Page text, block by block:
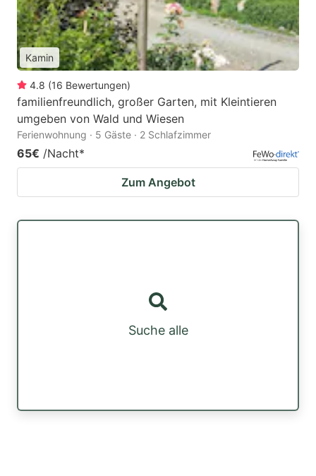
Kamin
4.8 (16 Bewertungen)
familienfreundlich, großer Garten, mit Kleintieren
umgeben von Wald und Wiesen
Ferienwohnung · 5 Gäste · 2 Schlafzimmer
65€ /Nacht*
Zum Angebot
Suche alle